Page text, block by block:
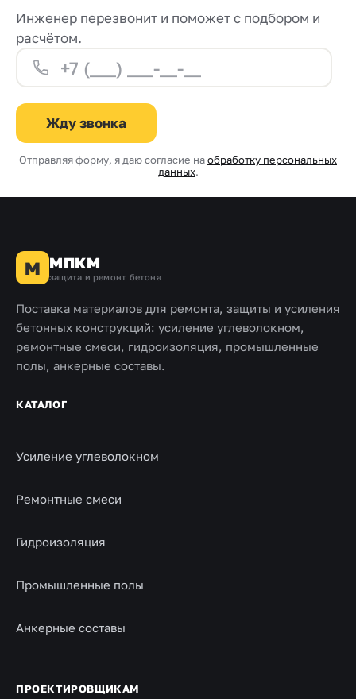
Инженер перезвонит и поможет с подбором и
расчётом.
Жду звонка
Отправляя форму, я даю согласие наобработку персональных
данных.
М МПКМ
защита и ремонт бетона
Поставка материалов для ремонта, защиты и усиления
бетонных конструкций: усиление углеволокном,
ремонтные смеси, гидроизоляция, промышленные
полы, анкерные составы.
КАТАЛОГ
Усиление углеволокном
Ремонтные смеси
Гидроизоляция
Промышленные полы
Анкерные составы
ПРОЕКТИРОВЩИКАМ